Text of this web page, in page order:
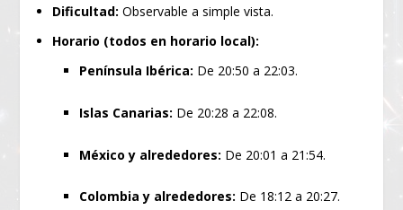
Dificultad: Observable a simple vista.
Horario (todos en horario local):
Península Ibérica: De 20:50 a 22:03.
Islas Canarias: De 20:28 a 22:08.
México y alrededores: De 20:01 a 21:54.
Colombia y alrededores: De 18:12 a 20:27.